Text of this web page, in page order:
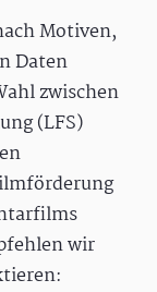
Motiven,
Daten
zwischen
(LFS)
wir